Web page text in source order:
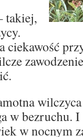
takiej,
ciekawość
w bezruchu.
w nocnym